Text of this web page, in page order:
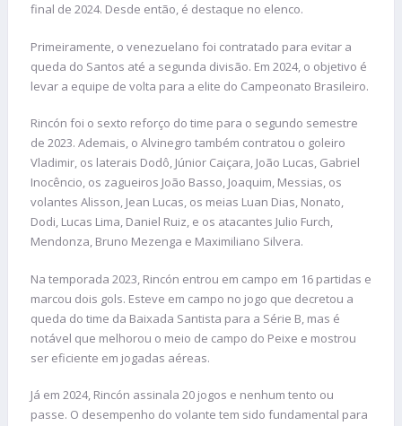
final de 2024. Desde então, é destaque no elenco.
Primeiramente, o venezuelano foi contratado para evitar a
queda do Santos até a segunda divisão. Em 2024, o objetivo é
levar a equipe de volta para a elite do Campeonato Brasileiro.
Rincón foi o sexto reforço do time para o segundo semestre
de 2023. Ademais, o Alvinegro também contratou o goleiro
Vladimir, os laterais Dodô, Júnior Caiçara, João Lucas, Gabriel
Inocêncio, os zagueiros João Basso, Joaquim, Messias, os
volantes Alisson, Jean Lucas, os meias Luan Dias, Nonato,
Dodi, Lucas Lima, Daniel Ruiz, e os atacantes Julio Furch,
Mendonza, Bruno Mezenga e Maximiliano Silvera.
Na temporada 2023, Rincón entrou em campo em 16 partidas e
marcou dois gols. Esteve em campo no jogo que decretou a
queda do time da Baixada Santista para a Série B, mas é
notável que melhorou o meio de campo do Peixe e mostrou
ser eficiente em jogadas aéreas.
Já em 2024, Rincón assinala 20 jogos e nenhum tento ou
passe. O desempenho do volante tem sido fundamental para